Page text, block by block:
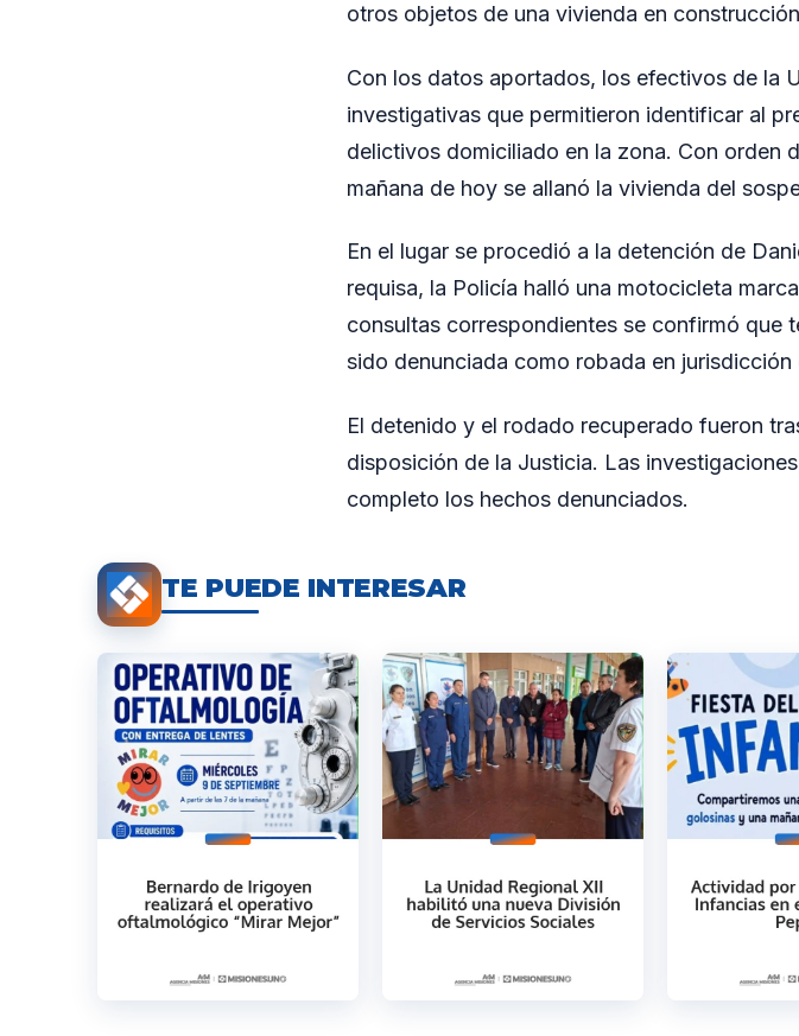
otros objetos de una vivienda en
Con los datos aportados, los efectivos de la
investigativas que permitieron identificar al
delictivos domiciliado en la zona. Con orden
mañana de hoy se allanó la vivienda del
En el lugar se procedió a la detención de
requisa, la Policía halló una motocicleta
consultas correspondientes se confirmó que
sido denunciada como robada en jurisdicción
El detenido y el rodado recuperado fueron
disposición de la Justicia. Las
completo los hechos denunciados.
TE PUEDE INTERESAR